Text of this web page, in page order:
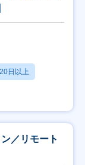
日以上
／リモート